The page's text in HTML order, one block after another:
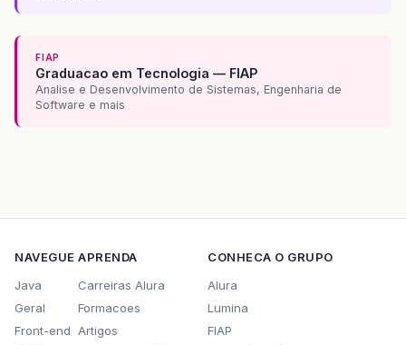
FIAP
Graduacao em Tecnologia — FIAP
Analise e Desenvolvimento de Sistemas, Engenharia de
Software e mais
NAVEGUE
Java
Geral
Front-end
APRENDA
Carreiras Alura
Formacoes
Artigos
CONHECA O GRUPO
Alura
Lumina
FIAP